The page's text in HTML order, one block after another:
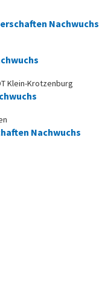
Nachwuchs
Klein-Krotzenburg
Nachwuchs